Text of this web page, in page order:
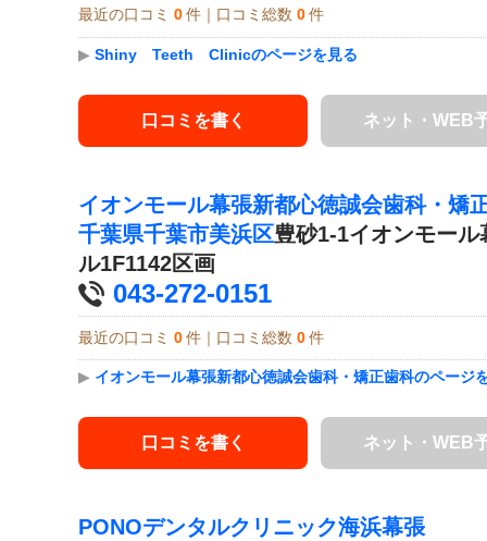
最近の口コミ 0 件｜口コミ総数 0 件
▶ Shiny Teeth Clinicのページを見る
口コミを書く ネット・WEB
イオンモール幕張新都心徳誠会歯科・矯
千葉県千葉市美浜区豊砂1-1イオンモー
ル1F1142区画
043-272-0151
最近の口コミ 0 件｜口コミ総数 0 件
▶ イオンモール幕張新都心徳誠会歯科・矯正歯科のページ
口コミを書く ネット・WEB
PONOデンタルクリニック海浜幕張